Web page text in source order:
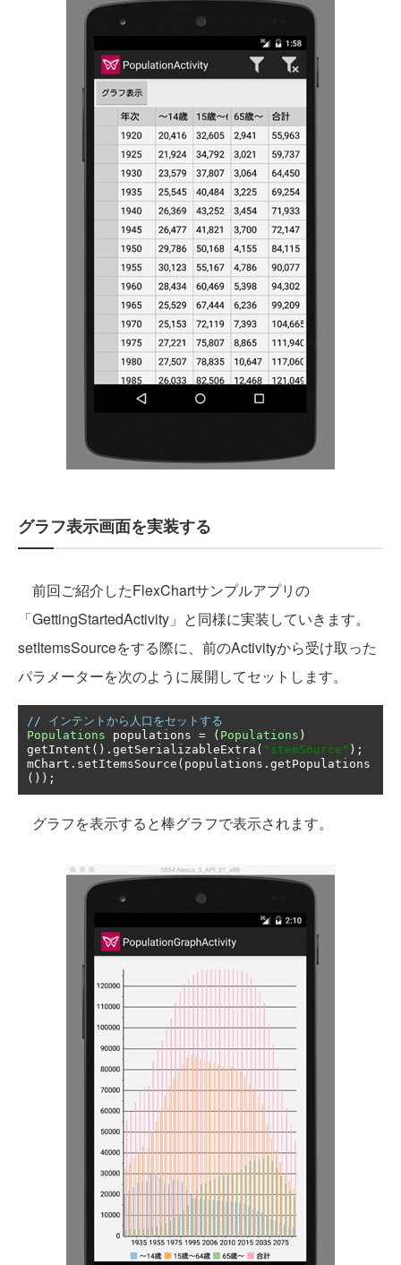
グラフ表示画面を実装する
前回ご紹介したFlexChartサンプルアプリの
「GettingStartedActivity」と同様に実装していきます。
setItemsSourceをする際に、前のActivityから受け取った
パラメーターを次のように展開してセットします。
// インテントから人口をセットする
Populations populations = ( Populations )
getIntent (). getSerializableExtra ( "itemSource" );
mChart . setItemsSource ( populations . getPopulations
());
グラフを表示すると棒グラフで表示されます。